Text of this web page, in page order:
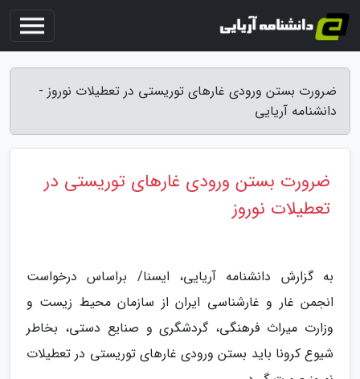
ضرورت بستن ورودی غارهای توریستی در تعطیلات نوروز -
دانشنامه آریایی
ضرورت بستن ورودی غارهای توریستی در
تعطیلات نوروز
به گزارش دانشنامه آریایی، ایسنا/ براساس درخواست
انجمن غار و غارشناسی ایران از سازمان محیط زیست و
وزارت میراث فرهنگی، گردشگری و صنایع دستی، بخاطر
شیوع کرونا باید بستن ورودی غارهای توریستی در تعطیلات